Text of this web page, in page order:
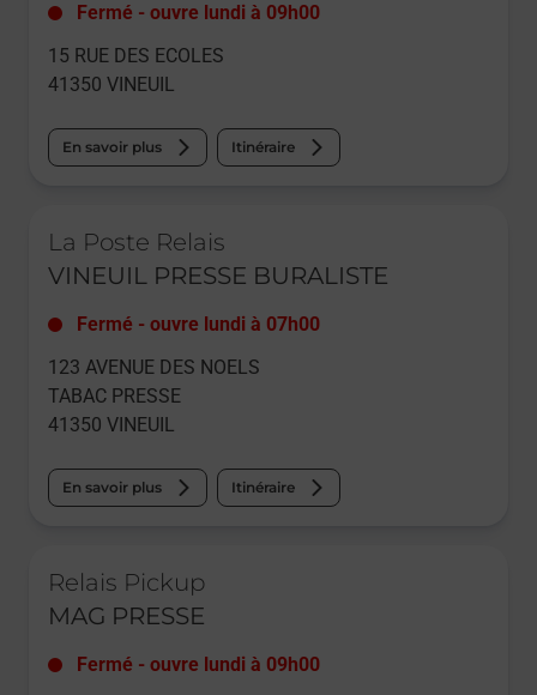
Fermé - ouvre lundi à 09h00
15 RUE DES ECOLES
41350 VINEUIL
En savoir plus Itinéraire
La Poste Relais
VINEUIL PRESSE BURALISTE
Fermé - ouvre lundi à 07h00
123 AVENUE DES NOELS
TABAC PRESSE
41350 VINEUIL
En savoir plus Itinéraire
Relais Pickup
MAG PRESSE
Fermé - ouvre lundi à 09h00